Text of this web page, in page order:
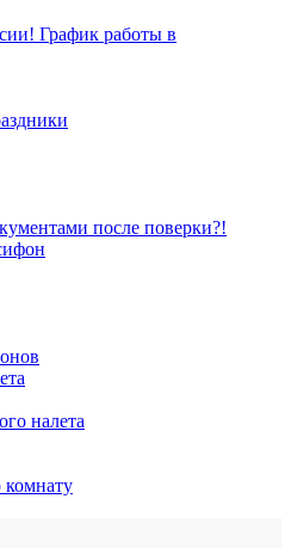
График работы в
после поверки?!
налета
комнату